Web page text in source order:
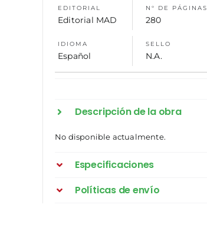
EDITORIAL
Editorial MAD
N° DE PÁGINAS
280
IDIOMA
Español
SELLO
N.A.
Descripción de la obra
No disponible actualmente.
Especificaciones
Políticas de envío